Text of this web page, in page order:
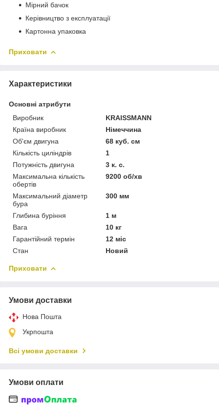
Мірний бачок
Керівництво з експлуатації
Картонна упаковка
Приховати
Характеристики
Основні атрибути
Виробник
KRAISSMANN
Країна виробник
Німеччина
Об'єм двигуна
68 куб. см
Кількість циліндрів
1
Потужність двигуна
3 к. с.
Максимальна кількість
обертів
9200 об/хв
Максимальний діаметр
бура
300 мм
Глибина буріння
1 м
Вага
10 кг
Гарантійний термін
12 міс
Стан
Новий
Приховати
Умови доставки
Нова Пошта
Укрпошта
Всі умови доставки
Умови оплати